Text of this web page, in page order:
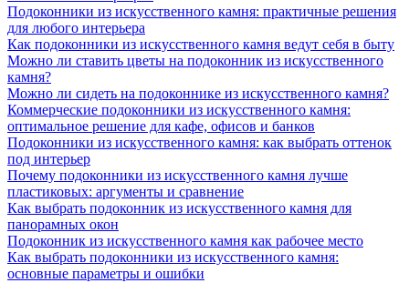
Подоконники из искусственного камня: практичные решения
для любого интерьера
Как подоконники из искусственного камня ведут себя в быту
Можно ли ставить цветы на подоконник из искусственного
камня?
Можно ли сидеть на подоконнике из искусственного камня?
Коммерческие подоконники из искусственного камня:
оптимальное решение для кафе, офисов и банков
Подоконники из искусственного камня: как выбрать оттенок
под интерьер
Почему подоконники из искусственного камня лучше
пластиковых: аргументы и сравнение
Как выбрать подоконник из искусственного камня для
панорамных окон
Подоконник из искусственного камня как рабочее место
Как выбрать подоконники из искусственного камня:
основные параметры и ошибки